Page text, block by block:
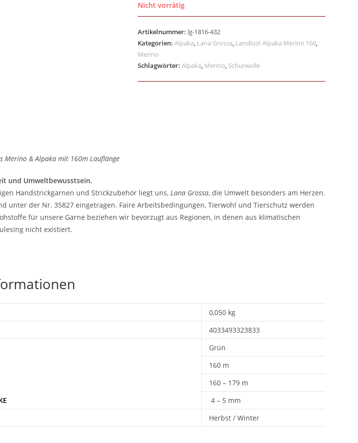
Nicht vorrätig
Artikelnummer: lg-1816-432
Kategorien:Alpaka, Lana Grossa, Landlust Alpaka Merino 160,
Merino
Schlagwörter:Alpaka, Merino, Schurwolle
Merino & Alpaka mit 160m Lauflänge
und Umweltbewusstsein.
Handstrickgarnen und Strickzubehör liegt uns, Lana Grossa, die Umwelt besonders am Herzen.
unter der Nr. 35827 eingetragen. Faire Arbeitsbedingungen, Tierwohl und Tierschutz werden
für unsere Garne beziehen wir bevorzugt aus Regionen, in denen aus klimatischen
nicht existiert.
0,050 kg
4033493323833
Grün
160 m
160 – 179 m
4 – 5 mm
Herbst / Winter